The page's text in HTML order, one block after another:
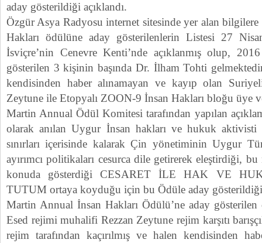
aday gösterildiği açıklandı.
Özgür Asya Radyosu internet sitesinde yer alan
Hakları ödülüne aday gösterilenlerin Listesi 27
İsviçre’nin Cenevre Kenti’nde açıklanmış olup,
gösterilen 3 kişinin başında Dr. İlham Tohti
kendisinden haber alınamayan ve kayıp olan
Zeytune ile Etopyalı ZOON-9 İnsan Hakları bloğu üye
Martin Annual Ödül Komitesi tarafından yapılan
olarak anılan Uygur İnsan hakları ve hukuk
sınırları içerisinde kalarak Çin yönetiminin Uygur
ayırımcı politikaları cesurca dile getirerek eleştirdiği,
konuda gösterdiği CESARET İLE HAK VE
TUTUM ortaya koyduğu için bu Ödüle aday
Martin Annual İnsan Hakları Ödülü’ne aday
Esed rejimi muhalifi Rezzan Zeytune rejim karşıtı
rejim tarafından kaçırılmış ve halen kendisinden